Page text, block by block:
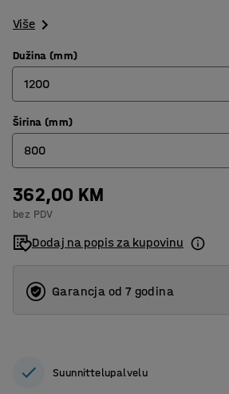
Više
Dužina (mm)
1200
800
1200
Širina (mm)
800
600
800
362,00 KM
bez PDV
Dodaj na popis za kupovinu
Garancja od 7 godina
Suunnittelupalvelu